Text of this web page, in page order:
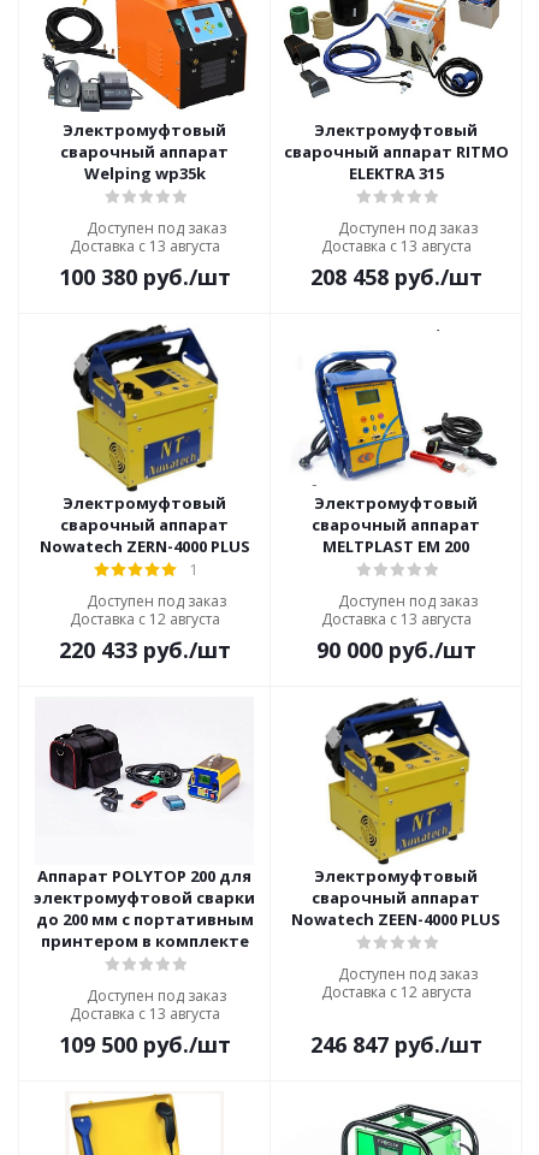
Электромуфтовый
сварочный аппарат
Welping wp35k
Доступен под заказ
Доставка с 13 августа
100 380руб./шт
Электромуфтовый
сварочный аппарат RITMO
ELEKTRA 315
Доступен под заказ
Доставка с 13 августа
208 458руб./шт
Электромуфтовый
сварочный аппарат
Nowatech ZERN-4000 PLUS
1
Доступен под заказ
Доставка с 12 августа
220 433руб./шт
Электромуфтовый
сварочный аппарат
MELTPLAST EM 200
Доступен под заказ
Доставка с 13 августа
90 000руб./шт
Аппарат POLYTOP 200 для
электромуфтовой сварки
до 200 мм c портативным
принтером в комплекте
Доступен под заказ
Доставка с 13 августа
109 500руб./шт
Электромуфтовый
сварочный аппарат
Nowatech ZEEN-4000 PLUS
Доступен под заказ
Доставка с 12 августа
246 847руб./шт